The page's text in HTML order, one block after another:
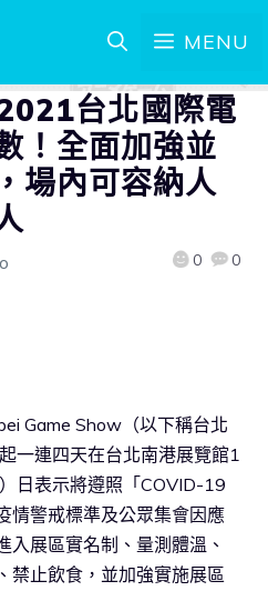
MENU
台北國際電
！全面加強並
場內可容納人
0 0
Game Show（以下稱台北
一連四天在台北南港展覽館1
日表示將遵照「COVID-19
情警戒標準及公眾集會因應
入展區實名制、量測體溫、
禁止飲食，並加強實施展區